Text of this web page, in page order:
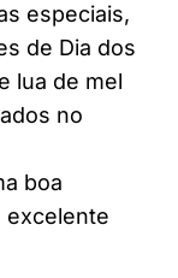
especiais,
de Dia dos
lua de mel
no
boa
excelente